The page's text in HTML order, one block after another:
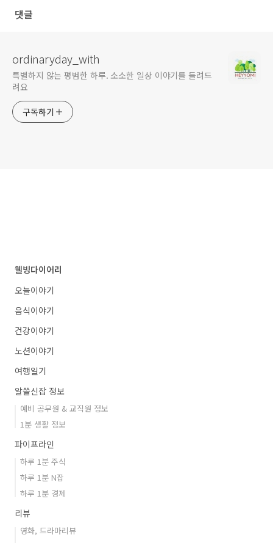
댓글
ordinaryday_with
특별하지 않는 평범한 하루. 소소한 일상 이야기를 들려드
려요
구독하기
웰빙다이어리
오늘이야기
음식이야기
건강이야기
노션이야기
여행일기
알쓸신잡 정보
예비 공무원 & 교직원 정보
1분 생활 정보
파이프라인
하루 1분 주식
하루 1분 N잡
하루 1분 경제
리뷰
영화, 드라마리뷰